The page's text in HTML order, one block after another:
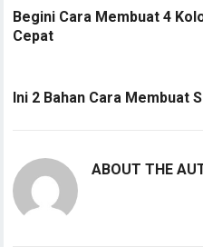
Begini Cara Membuat 4
Cepat
Ini 2 Bahan Cara Membuat
ABOUT THE